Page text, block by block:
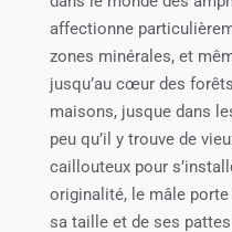
affectionne
zones minérales, et
jusqu’au cœur des
maisons, jusque dans
peu qu’il y trouve de
caillouteux pour
originalité, le mâle
sa taille et de ses